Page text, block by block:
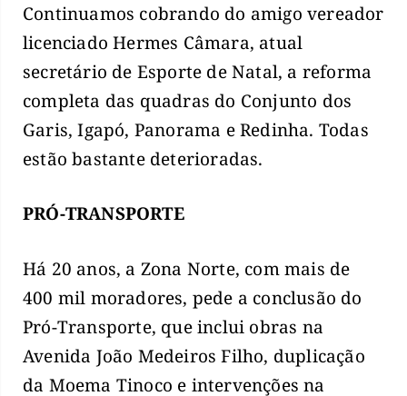
Continuamos cobrando do amigo vereador
licenciado Hermes Câmara, atual
secretário de Esporte de Natal, a reforma
completa das quadras do Conjunto dos
Garis, Igapó, Panorama e Redinha. Todas
estão bastante deterioradas.
PRÓ-TRANSPORTE
Há 20 anos, a Zona Norte, com mais de
400 mil moradores, pede a conclusão do
Pró-Transporte, que inclui obras na
Avenida João Medeiros Filho, duplicação
da Moema Tinoco e intervenções na